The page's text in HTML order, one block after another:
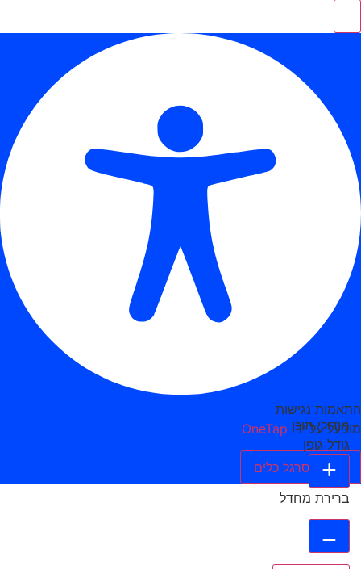
התאמות נגישות
מופעל על ידי OneTap
הסתר סרגל כלים
מודולי תוכן
גודל גופן
ברירת מחדל